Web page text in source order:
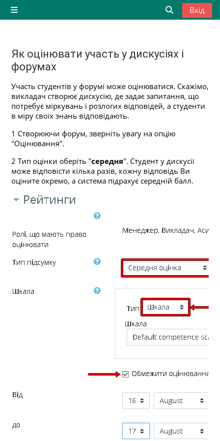
Перейти до головного вмісту
Бокова панель
Вхід
Як оцінювати участь у дискусіях і
форумах
Умови завершення
Участь студентів у форумі може оцінюватися. Скажімо,
викладач створює дискусію, де задає запитання, що
потребує міркувань і розлогих відповідей, а студенти
в міру своїх знань відповідають.
1 Створюючи форум, зверніть увагу на опцію
"Оцінювання".
2 Тип оцінки оберіть "середня". Студент у дискусії
може відповісти кілька разів, кожну відповідь Ви
оціните окремо, а система підрахує середній балл.